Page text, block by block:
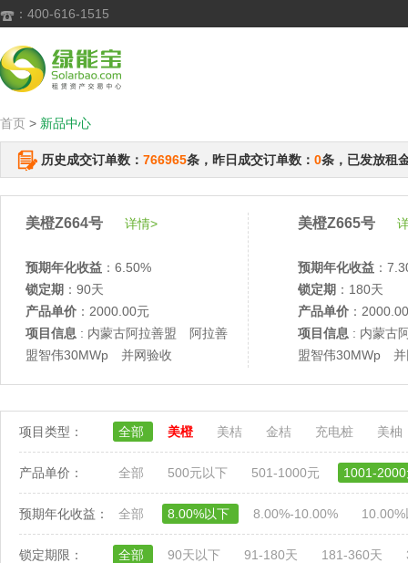
 ：400-616-1515
首页 > 新品中心
历史成交订单数： 766965条，昨日成交订单数： 0条，已发放租
美橙Z664号 详情>
预期年化收益 ：6.50%
锁定期 ：90天
产品单价 ：2000.00元
项目信息 : 内蒙古阿拉善盟 阿拉善
盟智伟30MWp 并网验收
美橙Z665号
预期年化收益 ：
锁定期 ：180天
产品单价 ：
项目信息 : 内蒙古
盟智伟30MWp 并
项目类型： 全部 美橙 美桔 金桔 充电桩 美柚
产品单价： 全部 500元以下 501-1000元 1001-
预期年化收益： 全部 8.00%以下 8.00%-10.00%
锁定期限： 全部 90天以下 91-180天 181-360天